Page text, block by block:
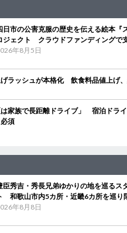
日市の公害克服の歴史を伝える絵本『
ジェクト クラウドファンディングで
年8月5日
げラッシュが本格化 飲食料品値上げ
家族で長距離ドライブ」 宿泊ドラ
須
臣秀吉・秀長兄弟ゆかりの地を巡るス
和歌山市内5カ所・近畿6カ所を巡り
年8月8日